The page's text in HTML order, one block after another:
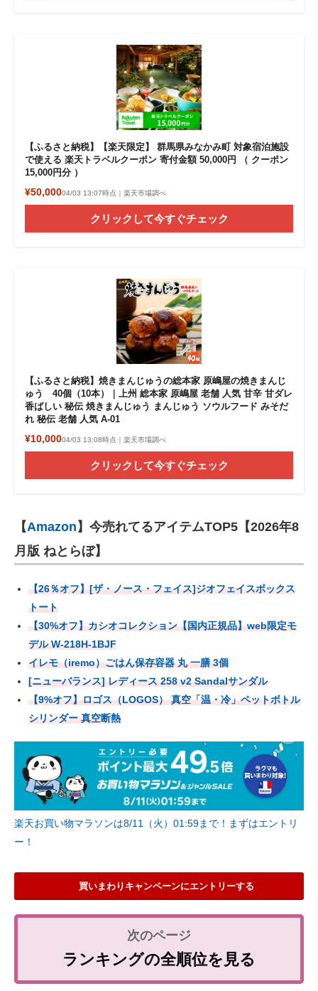
【ふるさと納税】【楽天限定】 群馬県みなかみ町 対象宿泊施設
で使える 楽天トラベルクーポン 寄付金額 50,000円 （ クーポン
15,000円分 ）
¥50,00004/03 13:07時点｜楽天市場調べ
クリックして今すぐチェック
【ふるさと納税】焼きまんじゅうの総本家 原嶋屋の焼きまんじ
ゅう 40個（10本）｜上州 総本家 原嶋屋 老舗 人気 甘辛 甘ダレ
香ばしい 秘伝 焼きまんじゅう まんじゅう ソウルフード みそだ
れ 秘伝 老舗 人気 A-01
¥10,00004/03 13:08時点｜楽天市場調べ
クリックして今すぐチェック
【Amazon 】今売れてるアイテムTOP5【2026年8
月版 ねとらぼ】
【26％オフ】[ザ・ノース・フェイス]ジオフェイスボックス
トート
【30%オフ】カシオコレクション【国内正規品】web限定モ
デル W-218H-1BJF
イレモ（iremo）ごはん保存容器 丸 一膳 3個
[ニューバランス] レディース 258 v2 Sandalサンダル
【9%オフ】ロゴス（LOGOS） 真空「温・冷」ペットボトル
シリンダー 真空断熱
楽天お買い物マラソンは8/11（火）01:59まで！まずはエントリ
ー！
買いまわりキャンペーンにエントリーする
ランキングの全順位を見る